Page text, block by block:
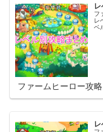
フ
レ
ベ
ファームヒーロー攻
レ